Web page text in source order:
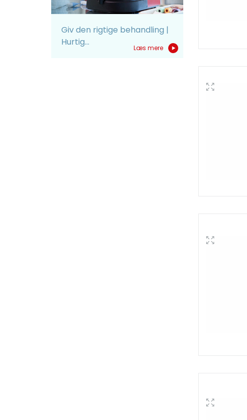
Giv den rigtige behandling |
Hurtig...
Læs mere